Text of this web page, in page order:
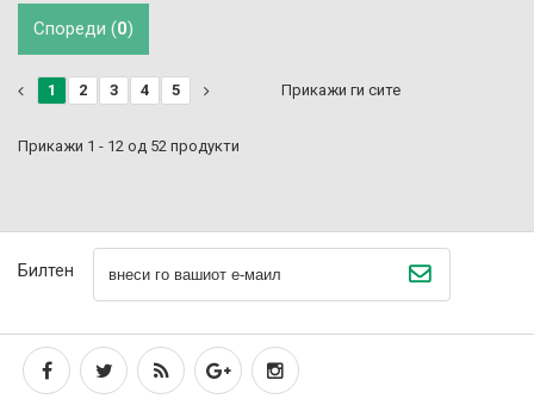
Спореди (0)
Прикажи ги сите
1 2 3 4 5
Прикажи 1 - 12 од 52 продукти
Билтен